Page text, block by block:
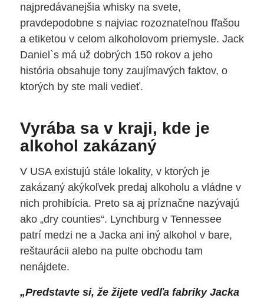
najpredávanejšia whisky na svete,
pravdepodobne s najviac rozoznateľnou fľašou
a etiketou v celom alkoholovom priemysle. Jack
Daniel`s má už dobrých 150 rokov a jeho
história obsahuje tony zaujímavých faktov, o
ktorých by ste mali vedieť.
Vyrába sa v kraji, kde je
alkohol zakázaný
V USA existujú stále lokality, v ktorých je
zakázaný akýkoľvek predaj alkoholu a vládne v
nich prohibícia. Preto sa aj príznačne nazývajú
ako „dry counties“. Lynchburg v Tennessee
patrí medzi ne a Jacka ani iný alkohol v bare,
reštaurácii alebo na pulte obchodu tam
nenájdete.
„Predstavte si, že žijete vedľa fabriky Jacka